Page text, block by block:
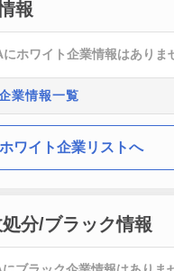
報
ホワイト企業情報はありま
業情報一覧
ホワイト企業リストへ
分/ブラック情報